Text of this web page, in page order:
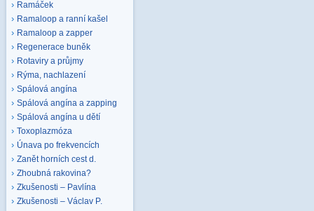
Ramáček
Ramaloop a ranní kašel
Ramaloop a zapper
Regenerace buněk
Rotaviry a průjmy
Rýma, nachlazení
Spálová angína
Spálová angína a zapping
Spálová angína u dětí
Toxoplazmóza
Únava po frekvencích
Zanět horních cest d.
Zhoubná rakovina?
Zkušenosti – Pavlína
Zkušenosti – Václav P.